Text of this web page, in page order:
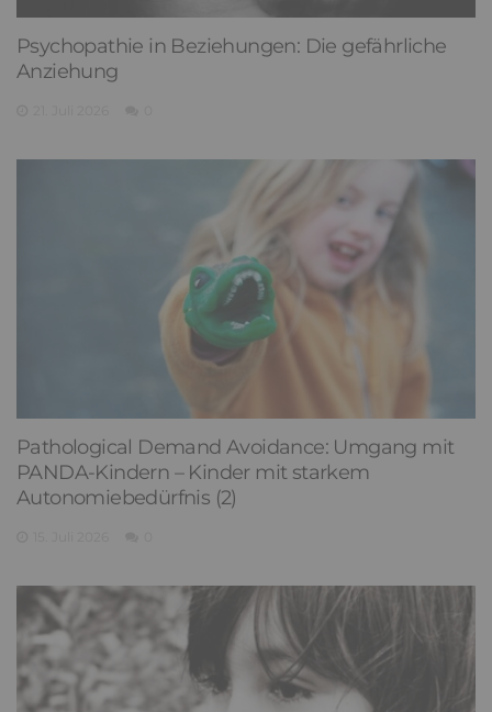
Psychopathie in Beziehungen: Die gefährliche
Anziehung
Pathological Demand Avoidance: Umgang mit
PANDA-Kindern – Kinder mit starkem
Autonomiebedürfnis (2)